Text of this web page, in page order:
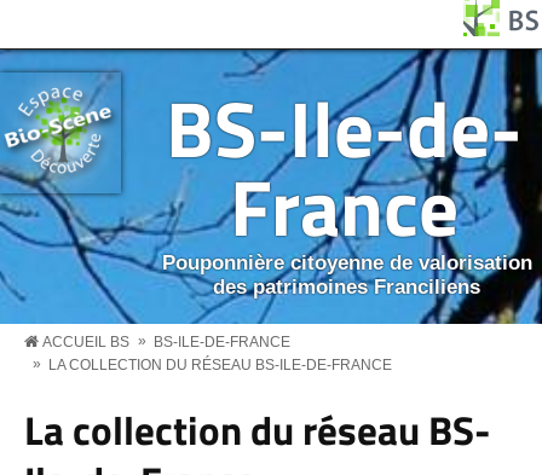
BS-Ile-de-
France
Pouponnière citoyenne de valorisation
des patrimoines Franciliens
BS MENU
ACCUEIL BS »
BS-ILE-DE-FRANCE
»
LA COLLECTION DU RÉSEAU BS-ILE-DE-FRANCE
La collection du réseau BS-